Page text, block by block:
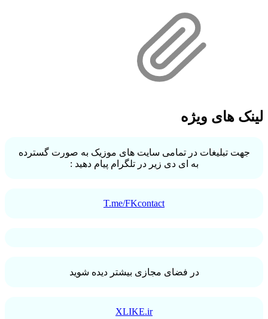
لینک های ویژه
جهت تبلیغات در تمامی سایت های موزیک به صورت گسترده
به ای دی زیر در تلگرام پیام دهید :
T.me/FKcontact
در فضای مجازی بیشتر دیده شوید
XLIKE.ir